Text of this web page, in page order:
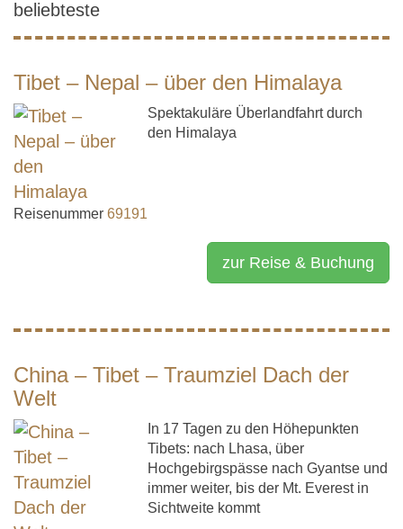
beliebteste
Tibet – Nepal – über den Himalaya
Spektakuläre Überlandfahrt durch
den Himalaya
Reisenummer 69191
zur Reise & Buchung
China – Tibet – Traumziel Dach der
Welt
In 17 Tagen zu den Höhepunkten
Tibets: nach Lhasa, über
Hochgebirgspässe nach Gyantse und
immer weiter, bis der Mt. Everest in
Sichtweite kommt